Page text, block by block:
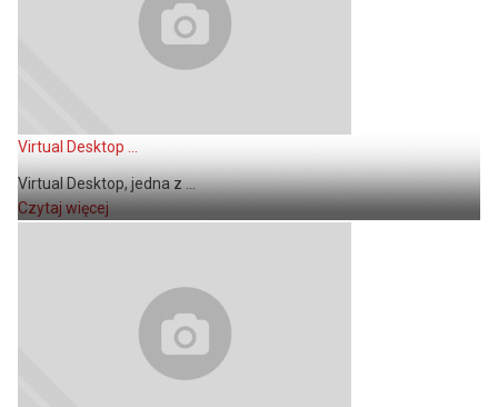
Virtual Desktop ...
Virtual Desktop, jedna z ...
Czytaj więcej